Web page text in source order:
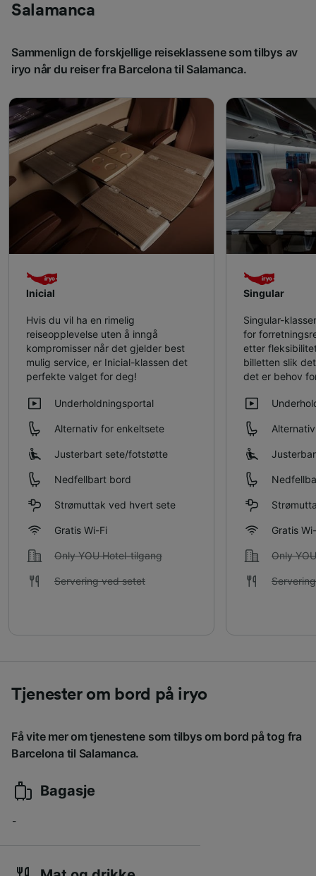
Salamanca
Sammenlign de forskjellige reiseklassene som tilbys av
iryo når du reiser fra Barcelona til Salamanca.
Inicial
Hvis du vil ha en rimelig
reiseopplevelse uten å inngå
kompromisser når det gjelder best
mulig service, er Inicial-klassen det
perfekte valget for deg!
Underholdningsportal
Alternativ for enkeltsete
Justerbart sete/​fotstøtte
Nedfellbart bord
Strømuttak ved hvert sete
Gratis Wi-Fi
Only YOU Hotel-tilgang
Servering ved setet
Singular
Singular-
for
etter
billetten slik
det er behov
Gratis
Only
Tjenester om bord på iryo
Få vite mer om tjenestene som tilbys om bord på tog fra
Barcelona til Salamanca.
Bagasje
-